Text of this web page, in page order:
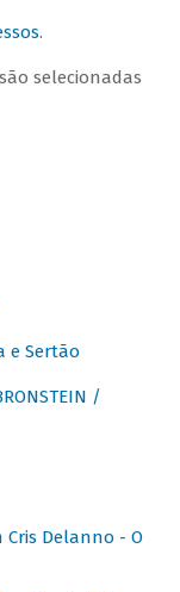
.
selecionadas
e Sertão
/
Cris Delanno - O